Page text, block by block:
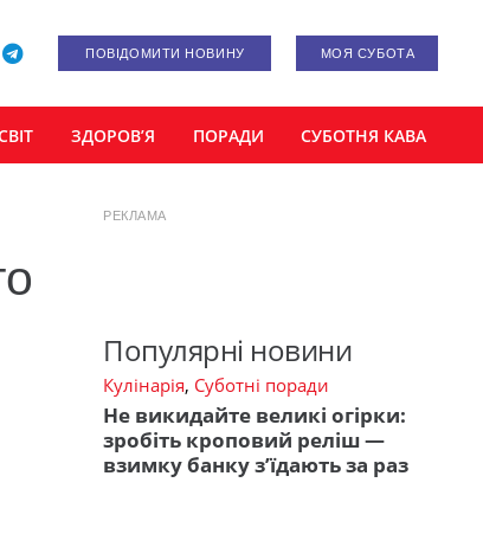
ПОВІДОМИТИ НОВИНУ МОЯ СУБОТА
ЗДОРОВ’Я ПОРАДИ СУБОТНЯ КАВА
РЕКЛАМА
Популярні новини
Кулінарія, Суботні поради
Не викидайте великі огірки:
зробіть кроповий реліш —
взимку банку з’їдають за раз